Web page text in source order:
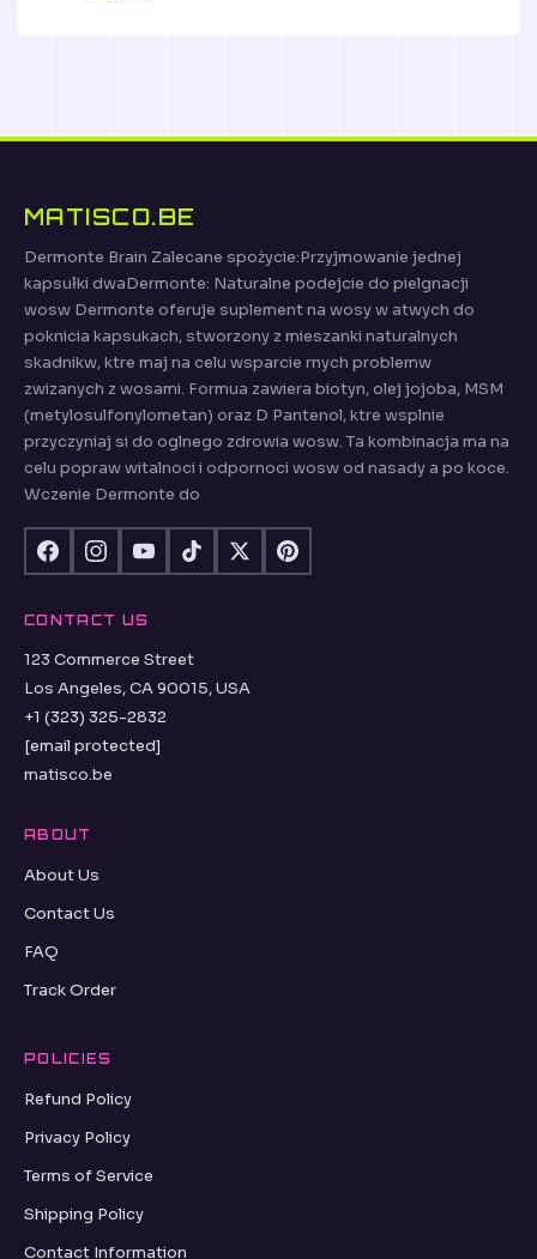
MATISCO.BE
Dermonte Brain Zalecane spożycie:Przyjmowanie jednej
kapsułki dwaDermonte: Naturalne podejcie do pielgnacji
wosw Dermonte oferuje suplement na wosy w atwych do
poknicia kapsukach, stworzony z mieszanki naturalnych
skadnikw, ktre maj na celu wsparcie rnych problemw
zwizanych z wosami. Formua zawiera biotyn, olej jojoba, MSM
(metylosulfonylometan) oraz D Pantenol, ktre wsplnie
przyczyniaj si do oglnego zdrowia wosw. Ta kombinacja ma na
celu popraw witalnoci i odpornoci wosw od nasady a po koce.
Wczenie Dermonte do
CONTACT US
123 Commerce Street
Los Angeles, CA 90015, USA
+1 (323) 325-2832
[email protected]
matisco.be
ABOUT
About Us
Contact Us
FAQ
Track Order
POLICIES
Refund Policy
Privacy Policy
Terms of Service
Shipping Policy
Contact Information